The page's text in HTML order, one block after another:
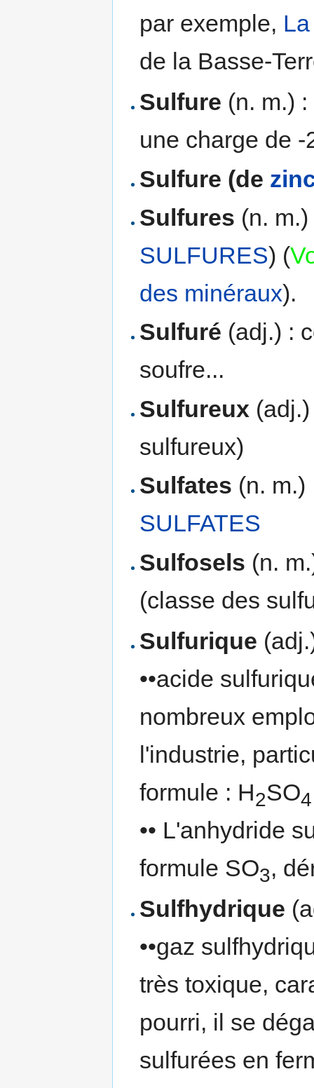
par exemple,
de la Basse-
Sulfure (n. m.)
une charge de -
Sulfure (de
Sulfures (n.
SULFURES) (
des minéraux).
Sulfuré (adj.) :
soufre...
Sulfureux
sulfureux)
Sulfates (n.
SULFATES
Sulfosels (n.
(classe des
Sulfurique
••acide
nombreux
l'industrie,
formule : H2SO4
•• L'anhydride
formule SO3,
Sulfhydrique
••gaz
très toxique,
pourri, il se
sulfurées en